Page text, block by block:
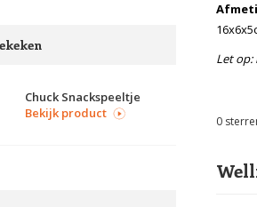
Chuck Snackspeeltje
Bekijk product
Let op:
0